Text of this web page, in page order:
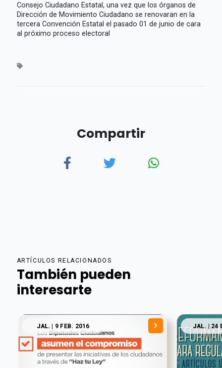
Consejo Ciudadano Estatal, una vez que los órganos de
Dirección de Movimiento Ciudadano se renovaran en la
tercera Convención Estatal el pasado 01 de junio de cara
al próximo proceso electoral
Compartir
ARTÍCULOS RELACIONADOS
También pueden
interesarte
JAL. | 9 FEB. 2016 JAL. | 24